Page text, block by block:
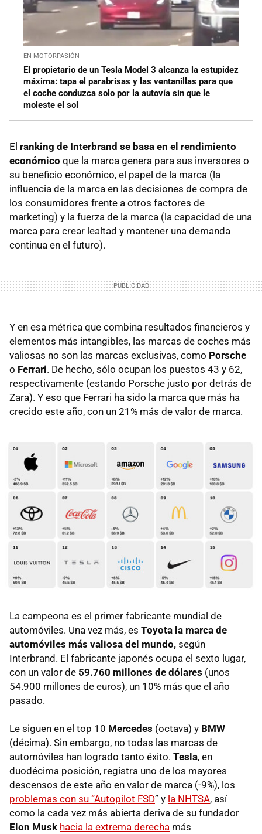
EN MOTORPASIÓN
El propietario de un Tesla Model 3 alcanza la estupidez
máxima: tapa el parabrisas y las ventanillas para que
el coche conduzca solo por la autovía sin que le
moleste el sol
El ranking de Interbrand se basa en el rendimiento
económico que la marca genera para sus inversores o
su beneficio económico, el papel de la marca (la
influencia de la marca en las decisiones de compra de
los consumidores frente a otros factores de
marketing) y la fuerza de la marca (la capacidad de una
marca para crear lealtad y mantener una demanda
continua en el futuro).
Y en esa métrica que combina resultados financieros y
elementos más intangibles, las marcas de coches más
valiosas no son las marcas exclusivas, como Porsche
o Ferrari. De hecho, sólo ocupan los puestos 43 y 62,
respectivamente (estando Porsche justo por detrás de
Zara). Y eso que Ferrari ha sido la marca que más ha
crecido este año, con un 21% más de valor de marca.
La campeona es el primer fabricante mundial de
automóviles. Una vez más, es Toyota la marca de
automóviles más valiosa del mundo, según
Interbrand. El fabricante japonés ocupa el sexto lugar,
con un valor de 59.760 millones de dólares (unos
54.900 millones de euros), un 10% más que el año
pasado.
Le siguen en el top 10 Mercedes (octava) y BMW
(décima). Sin embargo, no todas las marcas de
automóviles han logrado tanto éxito. Tesla, en
duodécima posición, registra uno de los mayores
descensos de este año en valor de marca (-9%), los
problemas con su “Autopilot FSD” y la NHTSA, así
como la cada vez más abierta deriva de su fundador
Elon Musk hacia la extrema derecha más